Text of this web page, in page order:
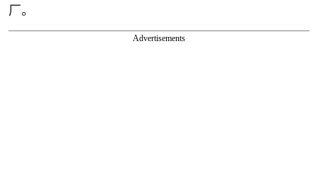
厂。
Advertisements